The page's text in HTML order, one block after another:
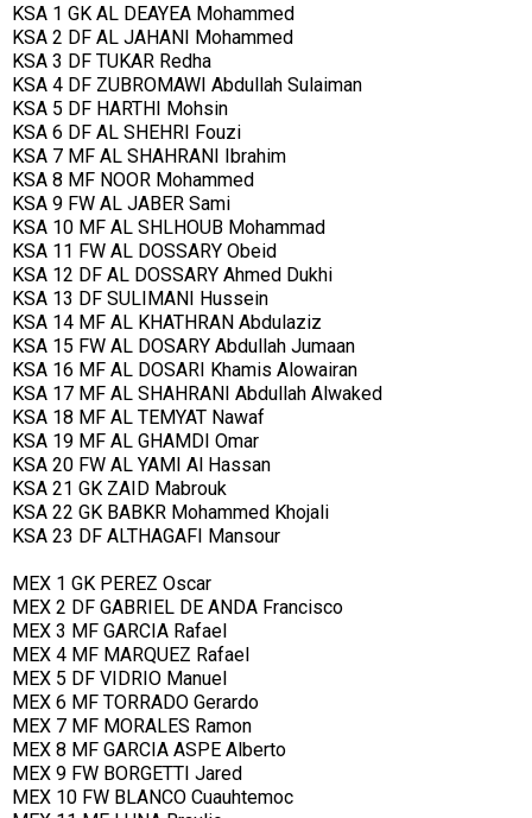
KSA 1 GK AL DEAYEA Mohammed
KSA 2 DF AL JAHANI Mohammed
KSA 3 DF TUKAR Redha
KSA 4 DF ZUBROMAWI Abdullah Sulaiman
KSA 5 DF HARTHI Mohsin
KSA 6 DF AL SHEHRI Fouzi
KSA 7 MF AL SHAHRANI Ibrahim
KSA 8 MF NOOR Mohammed
KSA 9 FW AL JABER Sami
KSA 10 MF AL SHLHOUB Mohammad
KSA 11 FW AL DOSSARY Obeid
KSA 12 DF AL DOSSARY Ahmed Dukhi
KSA 13 DF SULIMANI Hussein
KSA 14 MF AL KHATHRAN Abdulaziz
KSA 15 FW AL DOSARY Abdullah Jumaan
KSA 16 MF AL DOSARI Khamis Alowairan
KSA 17 MF AL SHAHRANI Abdullah Alwaked
KSA 18 MF AL TEMYAT Nawaf
KSA 19 MF AL GHAMDI Omar
KSA 20 FW AL YAMI Al Hassan
KSA 21 GK ZAID Mabrouk
KSA 22 GK BABKR Mohammed Khojali
KSA 23 DF ALTHAGAFI Mansour
MEX 1 GK PEREZ Oscar
MEX 2 DF GABRIEL DE ANDA Francisco
MEX 3 MF GARCIA Rafael
MEX 4 MF MARQUEZ Rafael
MEX 5 DF VIDRIO Manuel
MEX 6 MF TORRADO Gerardo
MEX 7 MF MORALES Ramon
MEX 8 MF GARCIA ASPE Alberto
MEX 9 FW BORGETTI Jared
MEX 10 FW BLANCO Cuauhtemoc